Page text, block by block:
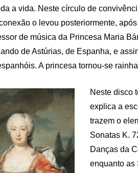
a vida. Neste círculo de
o levou posteriormente,
de música da Princesa Maria
de Astúrias, de Espanha, e
A princesa tornou-se
Neste disco
explica a
trazem o
Sonatas K.
Danças da
enquanto as